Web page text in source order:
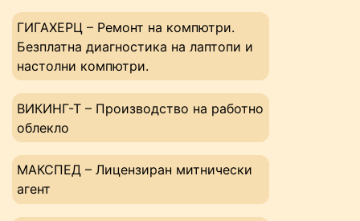
ГИГАХЕРЦ – Ремонт на компютри.
Безплатна диагностика на лаптопи и
настолни компютри.
ВИКИНГ-Т – Производство на работно
облекло
МАКСПЕД – Лицензиран митнически
агент